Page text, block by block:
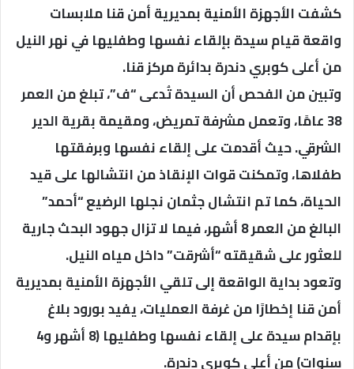
كشفت الأجهزة الأمنية بمديرية أمن قنا ملابسات
واقعة قيام سيدة بإلقاء نفسها وطفليها في نهر النيل
من أعلى كوبري دندرة بدائرة مركز قنا.
وتبين من الفحص أن السيدة تُدعى “ف”، تبلغ من العمر
38 عامًا، وتعمل مشرفة تمريض، ومقيمة بقرية الدير
الشرقي. حيث أقدمت على إلقاء نفسها وبرفقتها
طفلاها، وتمكنت قوات الإنقاذ من انتشالها على قيد
الحياة، كما تم انتشال جثمان نجلها الرضيع “أحمد”
البالغ من العمر 8 أشهر، فيما لا تزال جهود البحث جارية
للعثور على شقيقته “أشرقت” داخل مياه النيل.
وتعود بداية الواقعة إلى تلقي الأجهزة الأمنية بمديرية
أمن قنا إخطارًا من غرفة العمليات، يفيد بورود بلاغ
بإقدام سيدة على إلقاء نفسها وطفليها (8 أشهر و4
سنوات) من أعلى كوبري دندرة.